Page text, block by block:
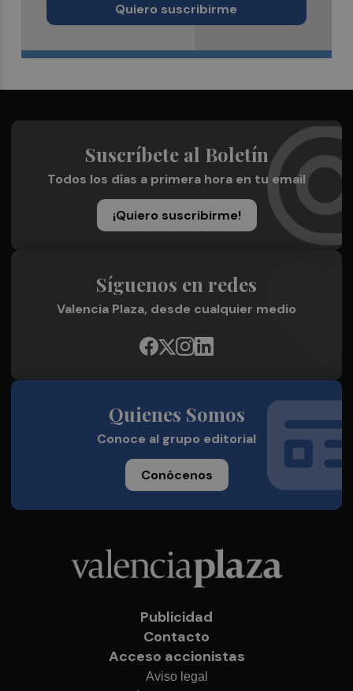
Quiero suscribirme
Suscríbete al Boletín
Todos los días a primera hora en tu email
¡Quiero suscribirme!
Síguenos en redes
Valencia Plaza, desde cualquier medio
Quienes Somos
Conoce al grupo editorial
Conócenos
Publicidad
Contacto
Acceso accionistas
Aviso legal